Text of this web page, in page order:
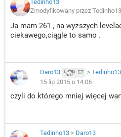
Tedinho13
Zmodyfikowany przez
Ja mam 261 , na wyższych
ciekawego,ciągle to samo .
Daro13 57 > Tedinho13
15 lip 2015 o 14:06
czyli do którego mniej więcej
Tedinho13 > Daro13